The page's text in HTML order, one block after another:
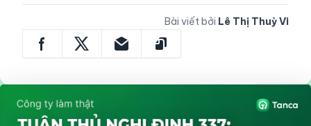
Bài viết bởi Lê Thị Thuỳ Vi